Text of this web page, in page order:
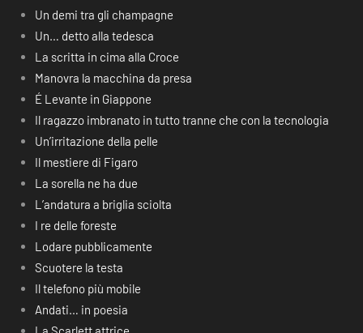
Un demi tra gli champagne
Un… detto alla tedesca
La scritta in cima alla Croce
Manovra la macchina da presa
É Levante in Giappone
Il ragazzo imbranato in tutto tranne che con la tecnologia
Un’irritazione della pelle
Il mestiere di Figaro
La sorella ne ha due
L’andatura a briglia sciolta
I re delle foreste
Lodare pubblicamente
Scuotere la testa
Il telefono più mobile
Andati… in poesia